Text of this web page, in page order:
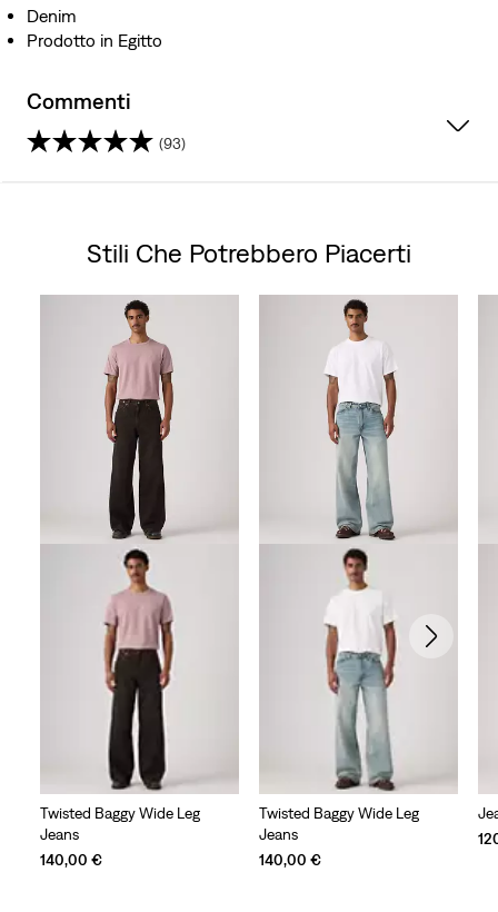
Denim
Prodotto in Egitto
Commenti
(93)
stelle.
recensioni
Stili Che Potrebbero Piacerti
Twisted Baggy Wide Leg
Jeans
140,00 €
Twisted Baggy Wide Leg
Jeans
140,00 €